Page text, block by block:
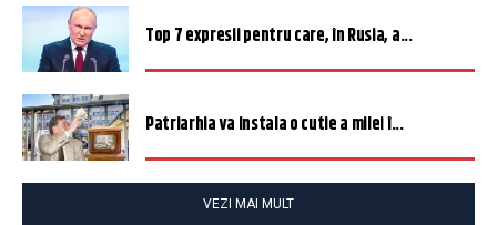
Top 7 expresii pentru care, în Rusia, a...
Patriarhia va instala o cutie a milei î...
VEZI MAI MULT